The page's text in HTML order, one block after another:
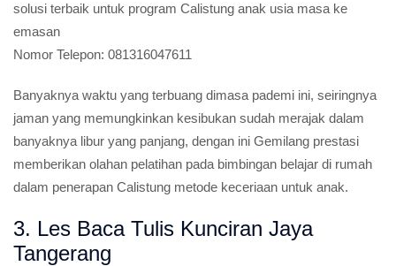
solusi terbaik untuk program Calistung anak usia masa ke
emasan
Nomor Telepon: 081316047611
Banyaknya waktu yang terbuang dimasa pademi ini, seiringnya
jaman yang memungkinkan kesibukan sudah merajak dalam
banyaknya libur yang panjang, dengan ini Gemilang prestasi
memberikan olahan pelatihan pada bimbingan belajar di rumah
dalam penerapan Calistung metode keceriaan untuk anak.
3. Les Baca Tulis Kunciran Jaya
Tangerang